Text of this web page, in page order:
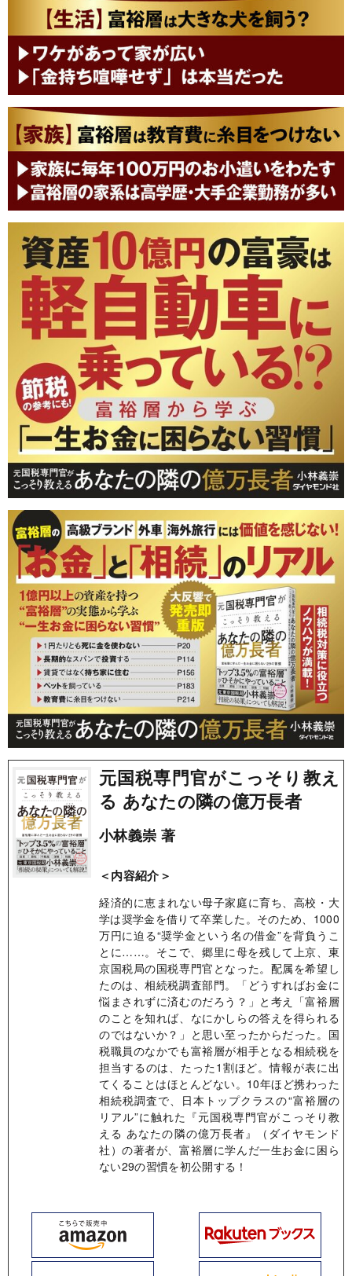
元国税専門官がこっそり教え
る あなたの隣の億万長者
小林義崇 著
＜内容紹介＞
経済的に恵まれない母子家庭に育ち、高校・大
学は奨学金を借りて卒業した。そのため、1000
万円に迫る“奨学金という名の借金”を背負うこ
とに……。そこで、郷里に母を残して上京、東
京国税局の国税専門官となった。配属を希望し
たのは、相続税調査部門。「どうすればお金に
悩まされずに済むのだろう？」と考え「富裕層
のことを知れば、なにかしらの答えを得られる
のではないか？」と思い至ったからだった。国
税職員のなかでも富裕層が相手となる相続税を
担当するのは、たった1割ほど。情報が表に出
てくることはほとんどない。10年ほど携わった
相続税調査で、日本トップクラスの“富裕層の
リアル”に触れた『元国税専門官がこっそり教
える あなたの隣の億万長者』（ダイヤモンド
社）の著者が、富裕層に学んだ一生お金に困ら
ない29の習慣を初公開する！